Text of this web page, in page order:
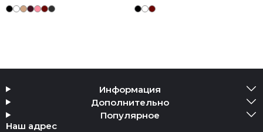
Информация
Дополнительно
Популярное
Наш адрес